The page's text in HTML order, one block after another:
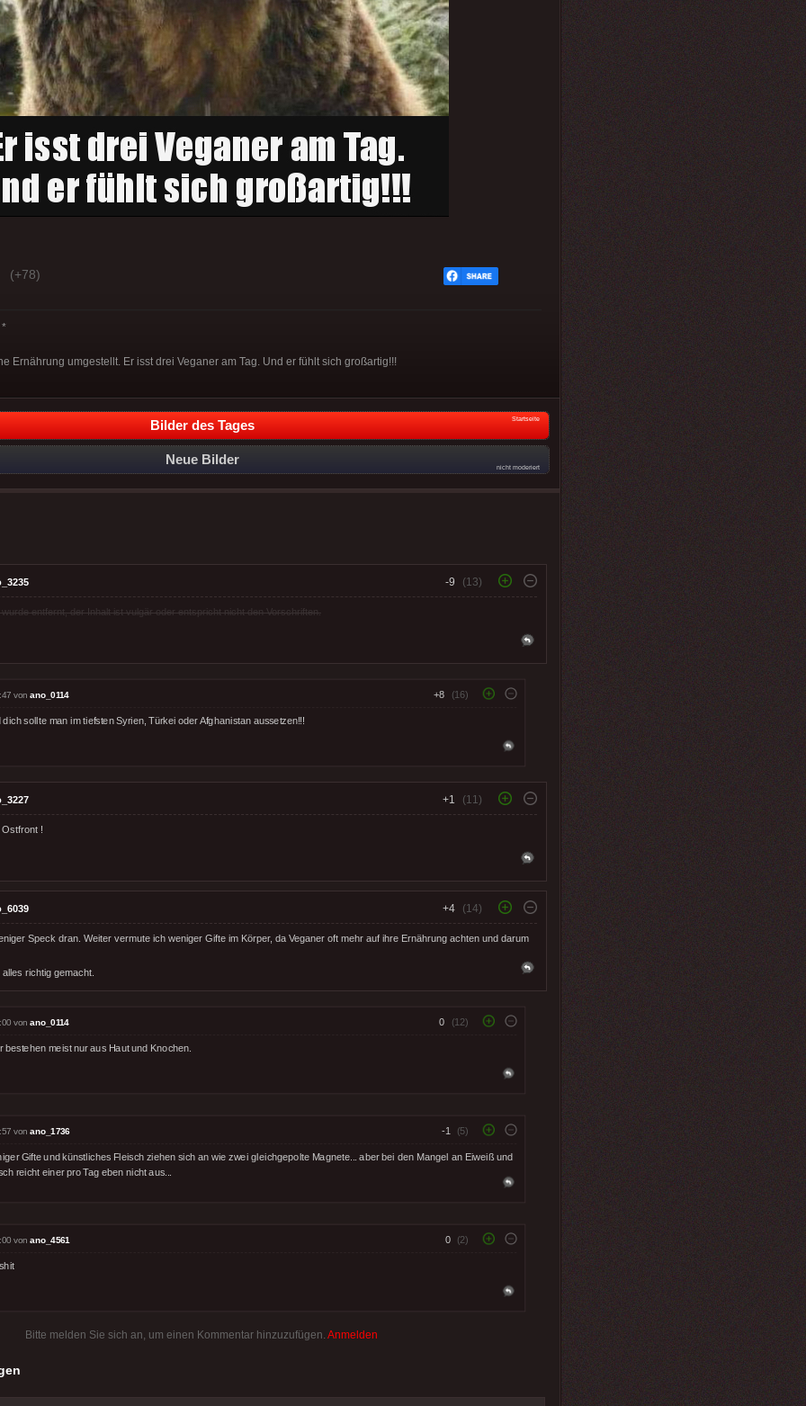
(+78)
Ernährung umgestellt. Er isst drei Veganer am Tag. Und er fühlt sich großartig!!!
Bilder des Tages Startseite
Neue Bilder
nicht moderiert
-9 (13)
entfernt, der Inhalt ist vulgär oder entspricht nicht den Vorschriften.
vonano_0114 +8 (16)
dich sollte man im tiefsten Syrien, Türkei oder Afghanistan aussetzen!!!
+1 (11)
Ostfront !
+4 (14)
Speck dran. Weiter vermute ich weniger Gifte im Körper, da Veganer oft mehr auf ihre Ernährung achten und darum
richtig gemacht.
vonano_0114 0 (12)
bestehen meist nur aus Haut und Knochen.
vonano_1736 -1 (5)
Gifte und künstliches Fleisch ziehen sich an wie zwei gleichgepolte Magnete... aber bei den Mangel an Eiweiß und
reicht einer pro Tag eben nicht aus...
vonano_4561 0 (2)
Bitte melden Sie sich an, um einen Kommentar hinzuzufügen. Anmelden